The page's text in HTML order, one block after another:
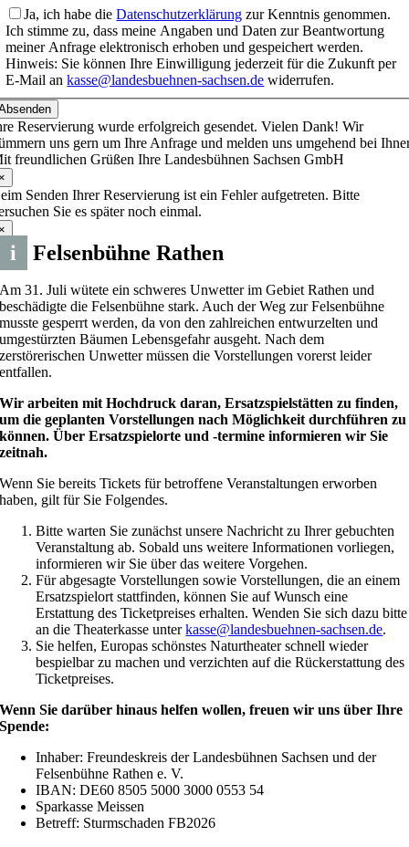
Ja, ich habe dieDatenschutzerklärung zur Kenntnis genommen.
Ich stimme zu, dass meine Angaben und Daten zur Beantwortung
meiner Anfrage elektronisch erhoben und gespeichert werden.
Hinweis: Sie können Ihre Einwilligung jederzeit für die Zukunft per
E-Mail ankasse@landesbuehnen-sachsen.de widerrufen.
Reservierung wurde erfolgreich gesendet. Vielen Dank! Wir
uns gern um Ihre Anfrage und melden uns umgehend bei
freundlichen Grüßen Ihre Landesbühnen Sachsen GmbH
Senden Ihrer Reservierung ist ein Fehler aufgetreten. Bitte
Sie es später noch einmal.
i Felsenbühne Rathen
Am 31. Juli wütete ein schweres Unwetter im Gebiet Rathen und
beschädigte die Felsenbühne stark. Auch der Weg zur Felsenbühne
musste gesperrt werden, da von den zahlreichen entwurzelten und
umgestürzten Bäumen Lebensgefahr ausgeht. Nach dem
zerstörerischen Unwetter müssen die Vorstellungen vorerst leider
entfallen.
Wir arbeiten mit Hochdruck daran, Ersatzspielstätten zu finden,
um die geplanten Vorstellungen nach Möglichkeit durchführen zu
können. Über Ersatzspielorte und -termine informieren wir Sie
zeitnah.
Wenn Sie bereits Tickets für betroffene Veranstaltungen erworben
haben, gilt für Sie Folgendes.
Bitte warten Sie zunächst unsere Nachricht zu Ihrer gebuchten
Veranstaltung ab. Sobald uns weitere Informationen vorliegen,
informieren wir Sie über das weitere Vorgehen.
Für abgesagte Vorstellungen sowie Vorstellungen, die an einem
Ersatzspielort stattfinden, können Sie auf Wunsch eine
Erstattung des Ticketpreises erhalten. Wenden Sie sich dazu bitte
an die Theaterkasse unterkasse@landesbuehnen-sachsen.de.
Sie helfen, Europas schönstes Naturtheater schnell wieder
bespielbar zu machen und verzichten auf die Rückerstattung des
Ticketpreises.
Wenn Sie darüber hinaus helfen wollen, freuen wir uns über Ihre
Spende:
Inhaber: Freundeskreis der Landesbühnen Sachsen und der
Felsenbühne Rathen e. V.
IBAN: DE60 8505 5000 3000 0553 54
Sparkasse Meissen
Betreff: Sturmschaden FB2026